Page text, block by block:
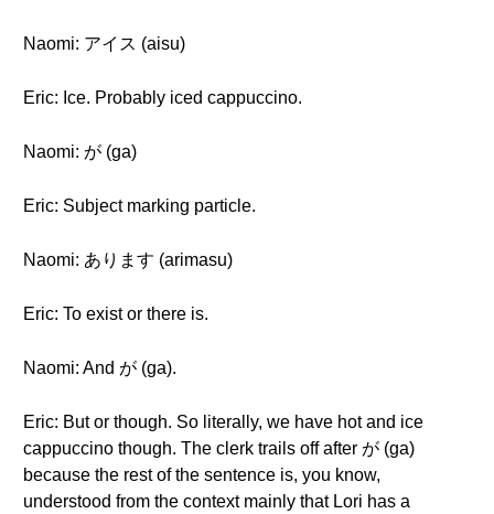
Naomi: アイス (aisu)
Eric: Ice. Probably iced cappuccino.
Naomi: が (ga)
Eric: Subject marking particle.
Naomi: あります (arimasu)
Eric: To exist or there is.
Naomi: And が (ga).
Eric: But or though. So literally, we have hot and ice
cappuccino though. The clerk trails off after が (ga)
because the rest of the sentence is, you know,
understood from the context mainly that Lori has a